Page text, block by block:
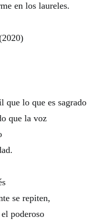
en los laureles.
que lo que es sagrado
que la voz
se repiten,
poderoso